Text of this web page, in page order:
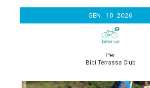
GEN. 10 2026
Per
Bici Terrassa Club